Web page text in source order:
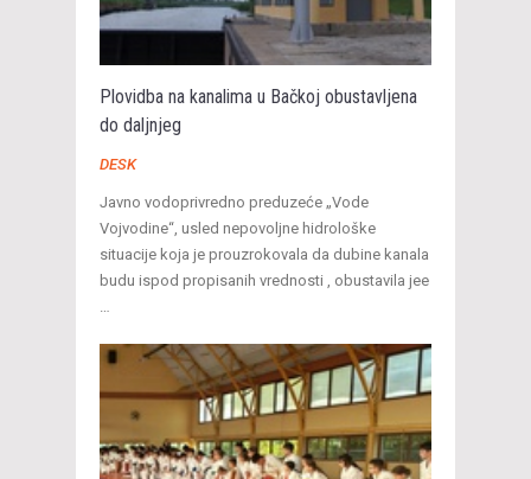
Plovidba na kanalima u Bačkoj obustavljena
do daljnjeg
DESK
Javno vodoprivredno preduzeće „Vode
Vojvodine“, usled nepovoljne hidrološke
situacije koja je prouzrokovala da dubine kanala
budu ispod propisanih vrednosti , obustavila jee